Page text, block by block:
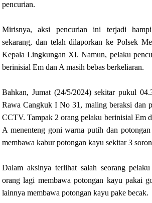
pencurian.
Mirisnya, aksi pencurian ini terjadi
sekarang, dan telah dilaporkan ke Polsek
Kepala Lingkungan XI. Namun, pelaku
berinisial Em dan A masih bebas berkeliaran.
Bahkan, Jumat (24/5/2024) sekitar pukul
Rawa Cangkuk I No 31, maling beraksi dan
CCTV. Tampak 2 orang pelaku berinisial Em
A menenteng goni warna putih dan
membawa kabur potongan kayu sekitar 3
Dalam aksinya terlihat salah seorang
orang lagi membawa potongan kayu pakai
lainnya membawa potongan kayu pake becak.